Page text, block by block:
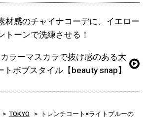
材感のチャイナコーデに、イエロー
トーンで洗練させる！
ラーマスカラで抜け感のある大
トボブスタイル【beauty snap】
TOKYO
トレンチコート×ライトブルーの